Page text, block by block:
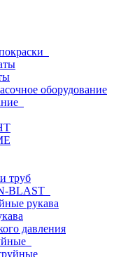
оборудование
труб
BLAST
рукава
давления